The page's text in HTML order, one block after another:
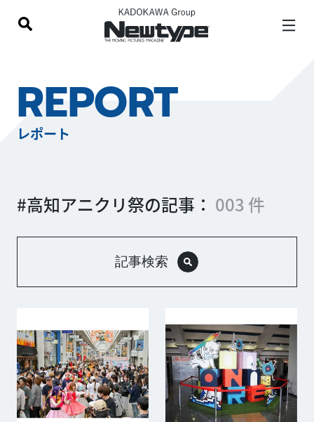
REPORT
レポート
#高知アニクリ祭の記事： 003 件
記事検索